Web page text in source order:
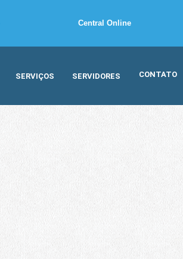
Central Online
SERVIÇOS SERVIDORES CONTATO